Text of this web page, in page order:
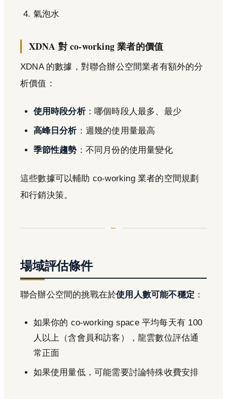
氣泡水
XDNA 對 co-working 業者的價值
XDNA 的數據，對聯合辦公空間業者有額外的分
析價值：
使用時段分析：哪個時段人最多、最少
高峰日分析：週幾的使用量最高
季節性趨勢 ：不同月份的使用量變化
這些數據可以輔助 co-working 業者的空間規劃
和行銷決策。
場域評估條件
聯合辦公空間的挑戰在於使用人數可能不穩定 ：
如果你的 co-working space 平均每天有 100
人以上（含會員和訪客），龍雲數位評估通
常正面
如果使用量低，可能需要討論特殊收費安排